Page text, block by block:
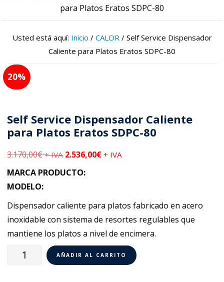
para Platos Eratos SDPC-80
Usted está aquí: Inicio / CALOR /Self Service Dispensador
Caliente para Platos Eratos SDPC-80
20
Self Service Dispensador Caliente
para Platos Eratos SDPC-80
3.170,00€ + IVA 2.536,00€ + IVA
MARCA PRODUCTO:
MODELO:
Dispensador caliente para platos fabricado en acero
inoxidable con sistema de resortes regulables que
mantiene los platos a nivel de encimera.
AÑADIR AL CARRITO